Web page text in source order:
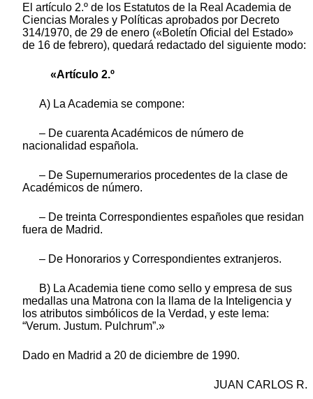
El artículo 2.º de los Estatutos de la Real Academia de
Ciencias Morales y Políticas aprobados por Decreto
314/1970, de 29 de enero («Boletín Oficial del Estado»
de 16 de febrero), quedará redactado del siguiente modo:
«Artículo 2.º
A) La Academia se compone:
– De cuarenta Académicos de número de
nacionalidad española.
– De Supernumerarios procedentes de la clase de
Académicos de número.
– De treinta Correspondientes españoles que residan
fuera de Madrid.
– De Honorarios y Correspondientes extranjeros.
B) La Academia tiene como sello y empresa de sus
medallas una Matrona con la llama de la Inteligencia y
los atributos simbólicos de la Verdad, y este lema:
“Verum. Justum. Pulchrum”.»
Dado en Madrid a 20 de diciembre de 1990.
JUAN CARLOS R.